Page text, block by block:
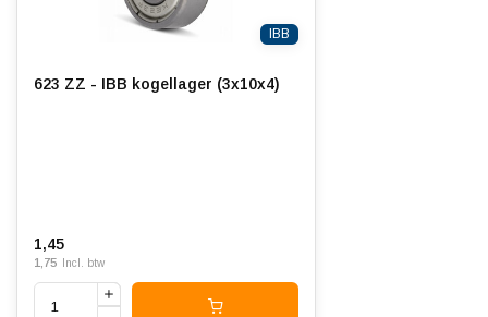
IBB
623 ZZ - IBB kogellager (3x10x4)
1,45
1,75 Incl. btw